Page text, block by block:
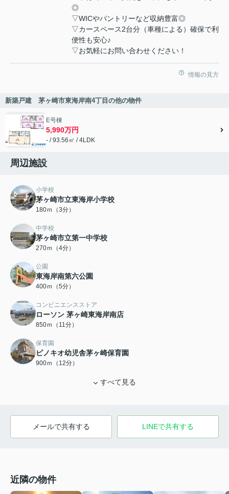
◎
▽WICやパントリーなど収納豊富◎
▽カースペース2台分（車種による）確保で利
便性も安心♪
▽お気軽にお問い合わせください！
情報の見方
新築戸建 茅ヶ崎市東海岸南4丁目の他の物件
E号棟
5,990万円
- / 93.56㎡ / 4LDK
周辺施設
小学校
茅ヶ崎市立東海岸小学校
180ｍ（3分）
中学校
茅ヶ崎市立第一中学校
270ｍ（4分）
公園
東海岸南第六公園
400ｍ（5分）
コンビニエンスストア
ローソン 茅ヶ崎東海岸南店
850ｍ（11分）
保育園
ピノキオ幼児舎茅ヶ崎保育園
900ｍ（12分）
すべて見る
メールで共有する LINEで共有する
近隣の物件